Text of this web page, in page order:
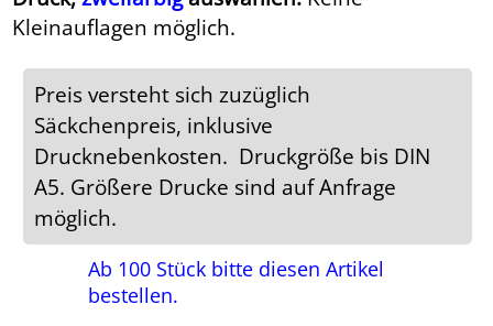
Kleinauflagen möglich.
Preis versteht sich zuzüglich
Säckchenpreis, inklusive
Drucknebenkosten. Druckgröße bis DIN
A5. Größere Drucke sind auf Anfrage
möglich.
Ab 100 Stück bitte diesen Artikel
bestellen.